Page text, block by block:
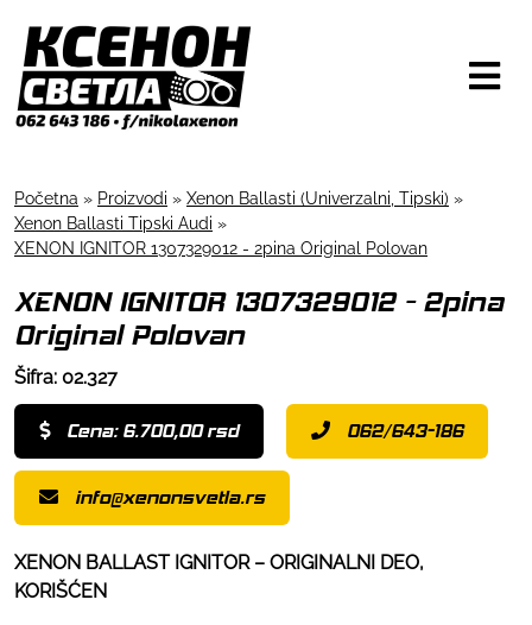
Početna » Proizvodi » Xenon Ballasti (Univerzalni, Tipski) »
Xenon Ballasti Tipski Audi »
XENON IGNITOR 1307329012 - 2pina Original Polovan
XENON IGNITOR 1307329012 - 2pina
Original Polovan
Šifra: 02.327
Cena: 6.700,00 rsd 062/643-186
info@xenonsvetla.rs
XENON BALLAST IGNITOR – ORIGINALNI DEO,
KORIŠĆEN